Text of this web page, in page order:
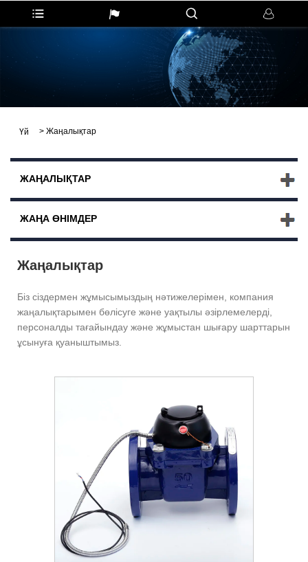
Үй > Жаңалықтар
ЖАҢАЛЫҚТАР
ЖАҢА ӨНІМДЕР
Жаңалықтар
Біз сіздермен жұмысымыздың нәтижелерімен, компания
жаңалықтарымен бөлісуге және уақтылы әзірлемелерді,
персоналды тағайындау және жұмыстан шығару шарттарын
ұсынуға қуаныштымыз.